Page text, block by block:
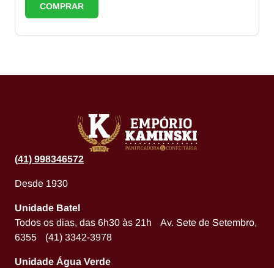
COMPRAR
(41) 998346572
Desde 1930
Unidade Batel
Todos os dias, das 6h30 às 21h Av. Sete de Setembro,
6355 (41) 3342-3978
Unidade Água Verde